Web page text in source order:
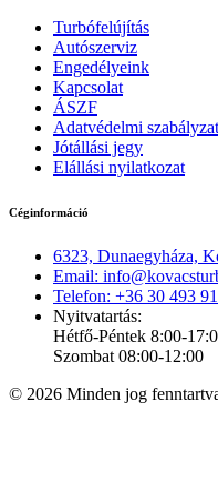
Turbófelújítás
Autószerviz
Engedélyeink
Kapcsolat
ÁSZF
Adatvédelmi szabályzat
Jótállási jegy
Elállási nyilatkozat
Céginformáció
6323, Dunaegyháza,
Email:
Telefon: +36 30 493
Nyitvatartás:
Hétfő-Péntek 8:00-
Szombat 08:00-12:00
© 2026 Minden jog